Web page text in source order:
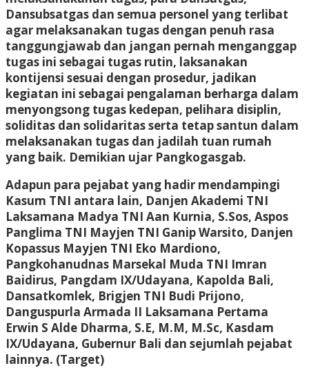
Dansubsatgas dan semua personel yang terlibat
agar melaksanakan tugas dengan penuh rasa
tanggungjawab dan jangan pernah menganggap
tugas ini sebagai tugas rutin, laksanakan
kontijensi sesuai dengan prosedur, jadikan
kegiatan ini sebagai pengalaman berharga dalam
menyongsong tugas kedepan, pelihara disiplin,
soliditas dan solidaritas serta tetap santun dalam
melaksanakan tugas dan jadilah tuan rumah
yang baik. Demikian ujar Pangkogasgab.
Adapun para pejabat yang hadir mendampingi
Kasum TNI antara lain, Danjen Akademi TNI
Laksamana Madya TNI Aan Kurnia, S.Sos, Aspos
Panglima TNI Mayjen TNI Ganip Warsito, Danjen
Kopassus Mayjen TNI Eko Mardiono,
Pangkohanudnas Marsekal Muda TNI Imran
Baidirus, Pangdam IX/Udayana, Kapolda Bali,
Dansatkomlek, Brigjen TNI Budi Prijono,
Danguspurla Armada II Laksamana Pertama
Erwin S Alde Dharma, S.E, M.M, M.Sc, Kasdam
IX/Udayana, Gubernur Bali dan sejumlah pejabat
lainnya. (Target)